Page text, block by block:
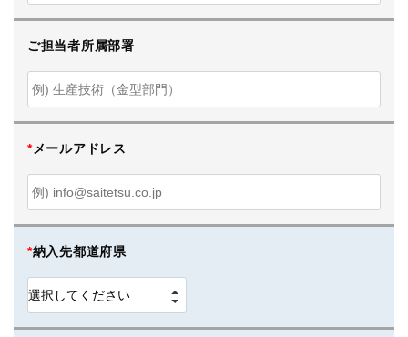
ご担当者所属部署
*メールアドレス
*納入先都道府県